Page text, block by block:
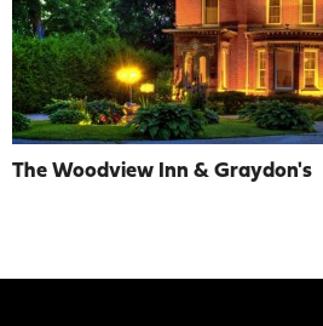
The Woodview Inn & Graydon's